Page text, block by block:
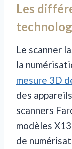
Les
Le scanner
la
mesure 3D
des
scanners
modèles
de